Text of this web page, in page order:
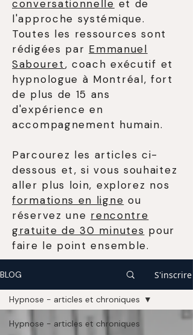
conversationnelle et de
l'approche systémique.
Toutes les ressources sont
rédigées par Emmanuel
Sabouret, coach exécutif et
hypnologue à Montréal, fort
de plus de 15 ans
d'expérience en
accompagnement humain.
Parcourez les articles ci-
dessous et, si vous souhaitez
aller plus loin, explorez nos
formations en ligne ou
réservez une rencontre
gratuite de 30 minutes pour
faire le point ensemble.
BLOG S'inscrire
Hypnose - articles et chroniques
Hypnose - articles et chroniques